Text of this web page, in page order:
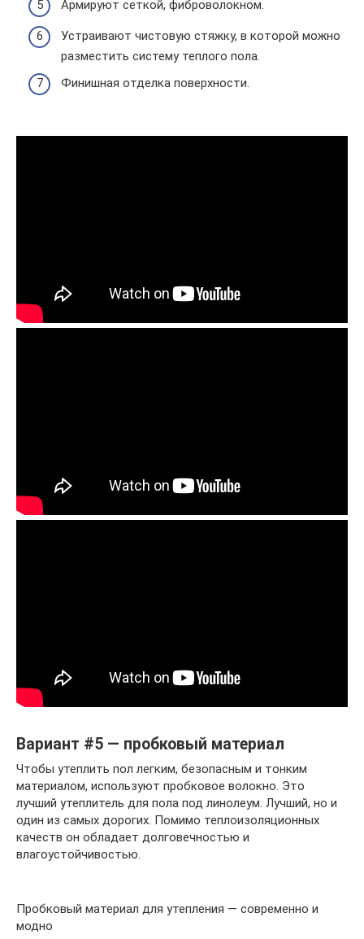
Армируют сеткой, фиброволокном.
Устраивают чистовую стяжку, в которой можно
разместить систему теплого пола.
Финишная отделка поверхности.
Вариант #5 — пробковый материал
Чтобы утеплить пол легким, безопасным и тонким
материалом, используют пробковое волокно. Это
лучший утеплитель для пола под линолеум. Лучший, но и
один из самых дорогих. Помимо теплоизоляционных
качеств он обладает долговечностью и
влагоустойчивостью.
Пробковый материал для утепления — современно и
модно